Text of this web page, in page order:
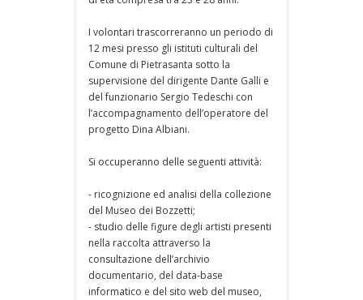
I volontari trascorreranno un periodo di
12 mesi presso gli istituti culturali del
Comune di Pietrasanta sotto la
supervisione del dirigente Dante Galli e
del funzionario Sergio Tedeschi con
l’accompagnamento dell’operatore del
progetto Dina Albiani.
Si occuperanno delle seguenti attività:
- ricognizione ed analisi della collezione
del Museo dei Bozzetti;
- studio delle figure degli artisti presenti
nella raccolta attraverso la
consultazione dell’archivio
documentario, del data-base
informatico e del sito web del museo,